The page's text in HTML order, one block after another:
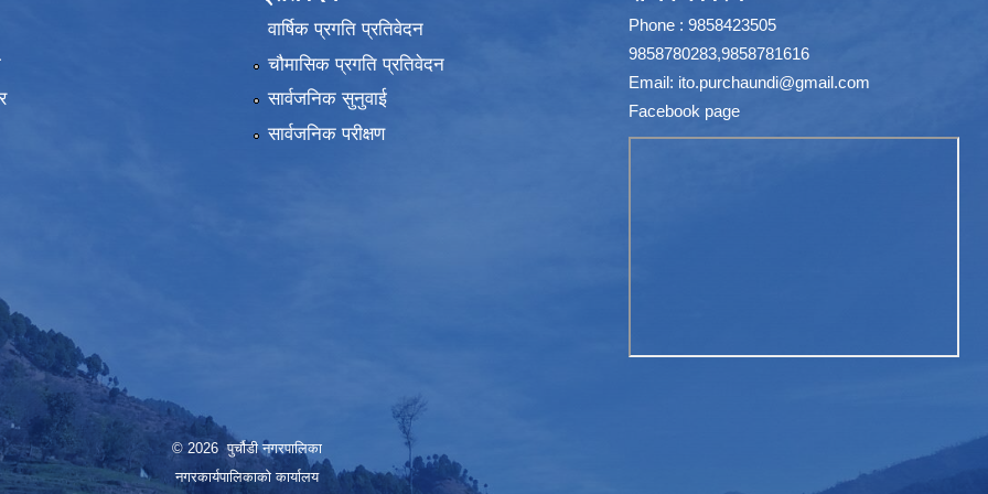
वार्षिक प्रगति प्रतिवेदन
चौमासिक प्रगति प्रतिवेदन
सार्वजनिक सुनुवाई
सार्वजनिक परीक्षण
Phone : 9858423505
9858780283,9858781616
Email: ito.purchaundi@gmail.com
Facebook page
© 2026 पुर्चौडी नगरपालिका
नगरकार्यपालिकाकाे कार्यालय